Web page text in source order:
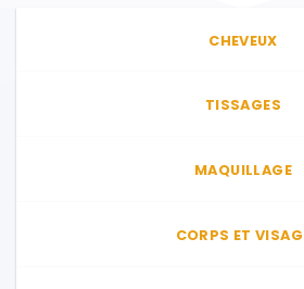
options
choisies
page
CHEVEUX
TISSAGES
MAQUILLAGE
CORPS ET